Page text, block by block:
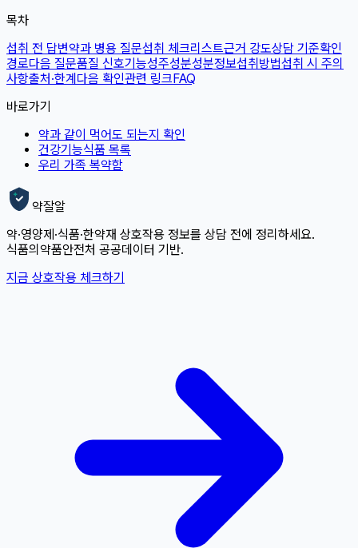
목차
섭취 전 답변약과 병용 질문섭취 체크리스트근거 강도상담 기준확인
경로다음 질문품질 신호기능성주성분성분정보섭취방법섭취 시 주의
사항출처·한계다음 확인관련 링크FAQ
바로가기
약과 같이 먹어도 되는지 확인
건강기능식품 목록
우리 가족 복약함
약잘알
약·영양제·식품·한약재 상호작용 정보를 상담 전에 정리하세요.
식품의약품안전처 공공데이터 기반.
지금 상호작용 체크하기